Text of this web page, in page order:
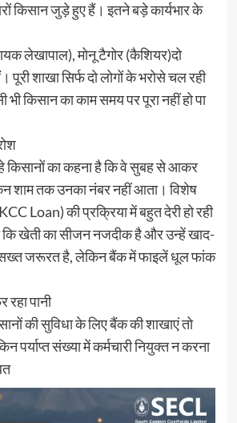
किसान जुड़े हुए हैं। इतने बड़े कार्यभार के
लेखापाल), मोनू टैगोर (कैशियर)दो
पूरी शाखा सिर्फ दो लोगों के भरोसे चल रही
किसान का काम समय पर पूरा नहीं हो पा
का कहना है कि वे सुबह से आकर
शाम तक उनका नंबर नहीं आता। विशेष
Loan) की प्रक्रिया में बहुत देरी हो रही
कि खेती का सीजन नजदीक है और उन्हें खाद-
सख्त जरूरत है, लेकिन बैंक में फाइलें धूल फांक
पानी
की सुविधा के लिए बैंक की शाखाएं तो
पर्याप्त संख्या में कर्मचारी नियुक्त न करना